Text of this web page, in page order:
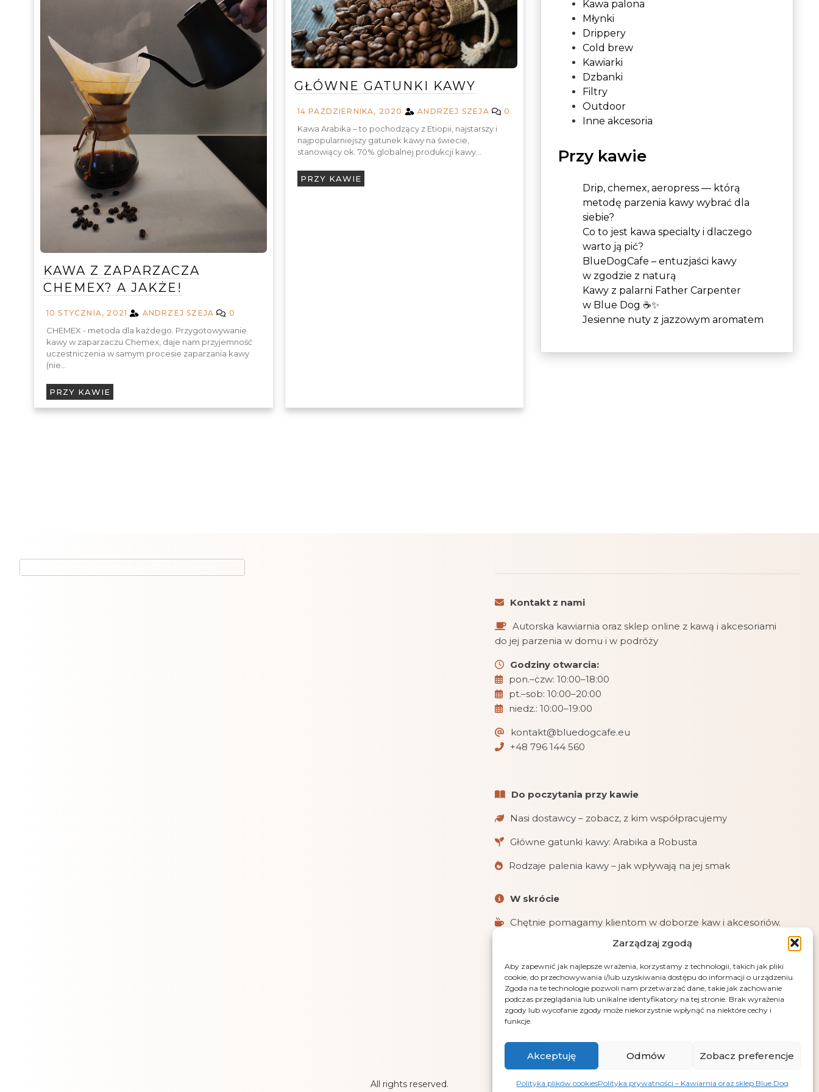
Zarządzaj zgodą
Aby zapewnić jak najlepsze wrażenia, korzystamy z technologii, takich jak pliki
cookie, do przechowywania i/lub uzyskiwania dostępu do informacji o urządzeniu.
Zgoda na te technologie pozwoli nam przetwarzać dane, takie jak zachowanie
podczas przeglądania lub unikalne identyfikatory na tej stronie. Brak wyrażenia
zgody lub wycofanie zgody może niekorzystnie wpłynąć na niektóre cechy i
funkcje.
Akceptuję Odmów Zobacz preferencje
Polityka plików cookiesPolityka prywatności – Kawiarnia oraz sklep Blue Dog
KAWA Z ZAPARZACZA
CHEMEX? A JAKŻE!
10 STYCZNIA, 2021 ANDRZEJ SZEJA 0
CHEMEX - metoda dla każdego. Przygotowywanie
kawy w zaparzaczu Chemex, daje nam przyjemność
uczestniczenia w samym procesie zaparzania kawy
(nie…
PRZY KAWIE
GŁÓWNE GATUNKI KAWY
14 PAŹDZIERNIKA, 2020 ANDRZEJ SZEJA 0
Kawa Arabika – to pochodzący z Etiopii, najstarszy i
najpopularniejszy gatunek kawy na świecie,
stanowiący ok. 70% globalnej produkcji kawy…
PRZY KAWIE
Kawa palona
Młynki
Drippery
Cold brew
Kawiarki
Dzbanki
Filtry
Outdoor
Inne akcesoria
Przy kawie
Drip, chemex, aeropress — którą
metodę parzenia kawy wybrać dla
siebie?
Co to jest kawa specialty i dlaczego
warto ją pić?
BlueDogCafe – entuzjaści kawy
w zgodzie z naturą
Kawy z palarni Father Carpenter
w Blue Dog ☕✨
Jesienne nuty z jazzowym aromatem
Kontakt z nami
Autorska kawiarnia oraz sklep online z kawą i akcesoriami
do jej parzenia w domu i w podróży
Godziny otwarcia:
pon.–czw: 10:00–18:00
pt.–sob: 10:00–20:00
niedz.: 10:00–19:00
kontakt@bluedogcafe.eu
+48 796 144 560
Do poczytania przy kawie
Nasi dostawcy – zobacz, z kim współpracujemy
Główne gatunki kawy: Arabika a Robusta
Rodzaje palenia kawy – jak wpływają na jej smak
W skrócie
Chętnie pomagamy klientom w doborze kaw i akcesoriów.
Realizujemy zamówienia online, mailowe i telefoniczne.
Obsługujemy płatności: kartą, przelewem (PayU), pobraniem
i gotówką przy odbiorze.
LensGaze – fotografia artystyczna Andrus Markus
All rights reserved.